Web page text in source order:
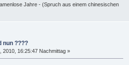
Jahre - (Spruch aus einem chinesischen
nun ????
2010, 16:25:47 Nachmittag »